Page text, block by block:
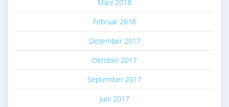
März 2018
Februar 2018
Dezember 2017
Oktober 2017
September 2017
Juni 2017